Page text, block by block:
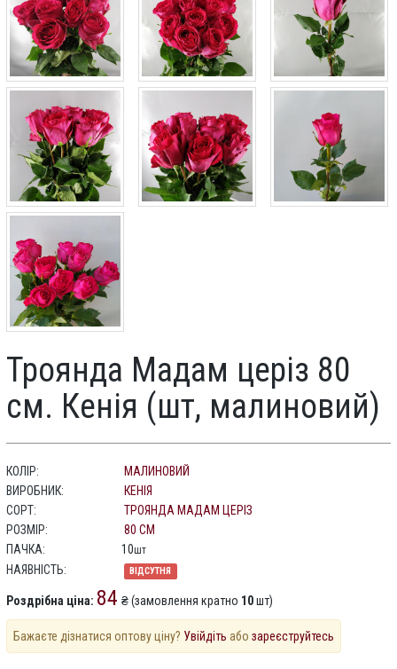
Троянда Мадам церіз 80
см. Кенія (шт, малиновий)
КОЛІР:
МАЛИНОВИЙ
ВИРОБНИК:
КЕНІЯ
СОРТ:
ТРОЯНДА МАДАМ ЦЕРІЗ
РОЗМІР:
80 СМ
ПАЧКА:
10шт
НАЯВНІСТЬ: ВІДСУТНЯ
Роздрібна ціна: 84 ₴ (замовлення кратно 10шт)
Бажаєте дізнатися оптову ціну? Увійдіть або зареєструйтесь